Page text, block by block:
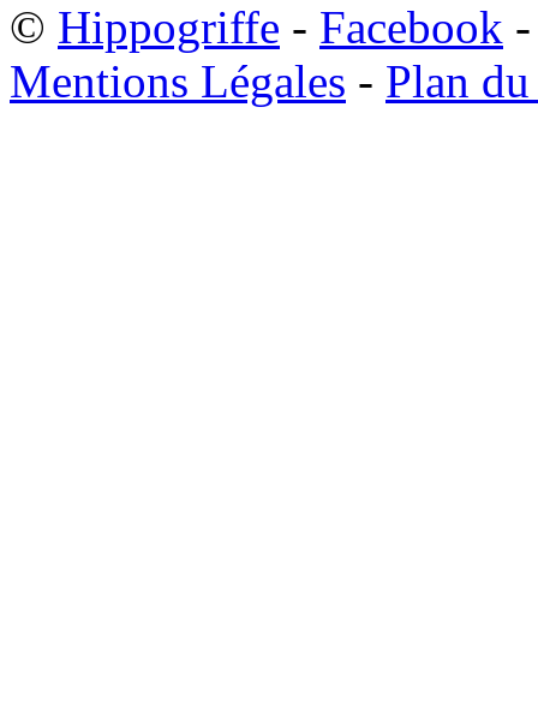
© Hippogriffe - Facebook
Mentions Légales - Plan